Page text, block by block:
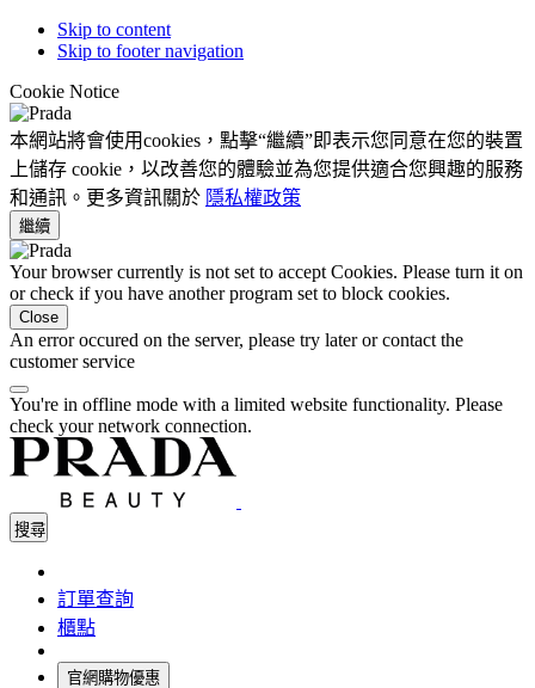
Skip to content
Skip to footer navigation
Cookie Notice
本網站將會使用cookies，點擊“繼續”即表示您同意在您的裝置
上儲存 cookie，以改善您的體驗並為您提供適合您興趣的服務
和通訊。更多資訊關於 隱私權政策
繼續
Your browser currently is not set to accept Cookies. Please turn it on
or check if you have another program set to block cookies.
Close
An error occured on the server, please try later or contact the
customer service
You're in offline mode with a limited website functionality. Please
check your network connection.
搜尋
訂單查詢
櫃點
官網購物優惠